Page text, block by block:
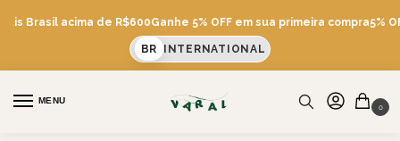
Brasil acima de R$600Ganhe 5% OFF em sua primeira compra5%
BR INTERNATIONAL
MENU
0